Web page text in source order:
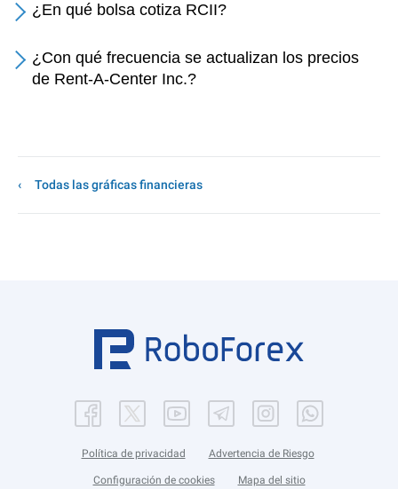
¿En qué bolsa cotiza RCII?
¿Con qué frecuencia se actualizan los precios
de Rent-A-Center Inc.?
Todas las gráficas financieras
Política de privacidad Advertencia de Riesgo
Configuración de cookies Mapa del sitio